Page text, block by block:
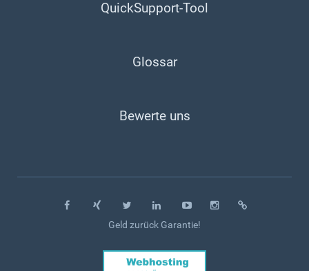
QuickSupport-Tool
Glossar
Bewerte uns
Geld zurück Garantie!